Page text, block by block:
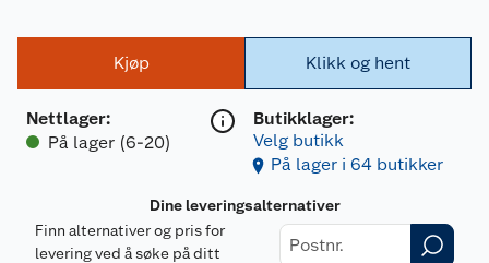
Kjøp
Nettlager:
På lager (6-20)
Klikk og hent
Butikklager:
Velg butikk
På lager i 64 butikker
Dine leveringsalternativer
Finn alternativer og pris for
levering ved å søke på ditt